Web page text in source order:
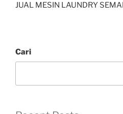
JUAL MESIN LAUNDRY
Cari